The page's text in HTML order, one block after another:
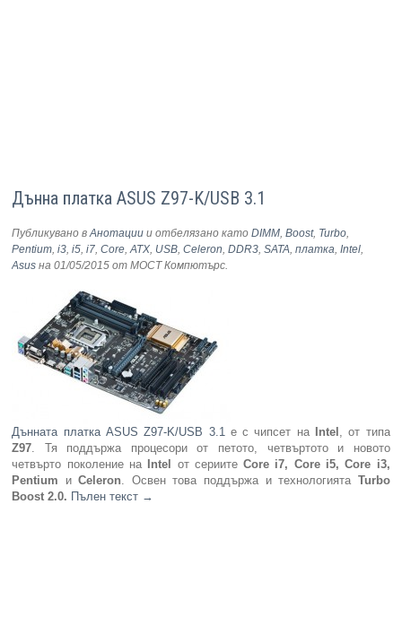
Дънна платка ASUS Z97-K/USB 3.1
Публикувано вАнотации и отбелязано катоDIMM,Boost, Turbo,
Pentium,i3,i5,i7,Core,ATX, USB,Celeron,DDR3,SATA,платка,Intel,
Asus на 01/05/2015 от МОСТ Компютърс.
Дънната платка ASUS Z97-K/USB 3.1е с чипсет на Intel , от типа
Z97. Тя поддържа процесори от петото, четвъртото и новото
четвърто поколение на
Intel от сериитеCore i7, Core i5, Core i3,
Pentium иCeleron. Освен това поддържа и технологиятаTurbo
Boost 2.0. Пълен текст →